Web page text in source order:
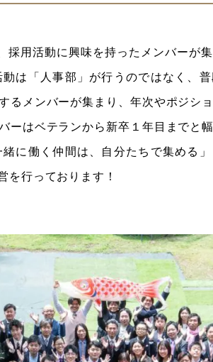
採用活動に興味を持ったメンバーが
は「人事部」が行うのではなく、
るメンバーが集まり、年次やポジシ
ーはベテランから新卒１年目までと
に働く仲間は、自分たちで集める」
を行っております！